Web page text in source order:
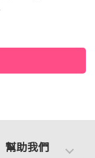
幫助我們